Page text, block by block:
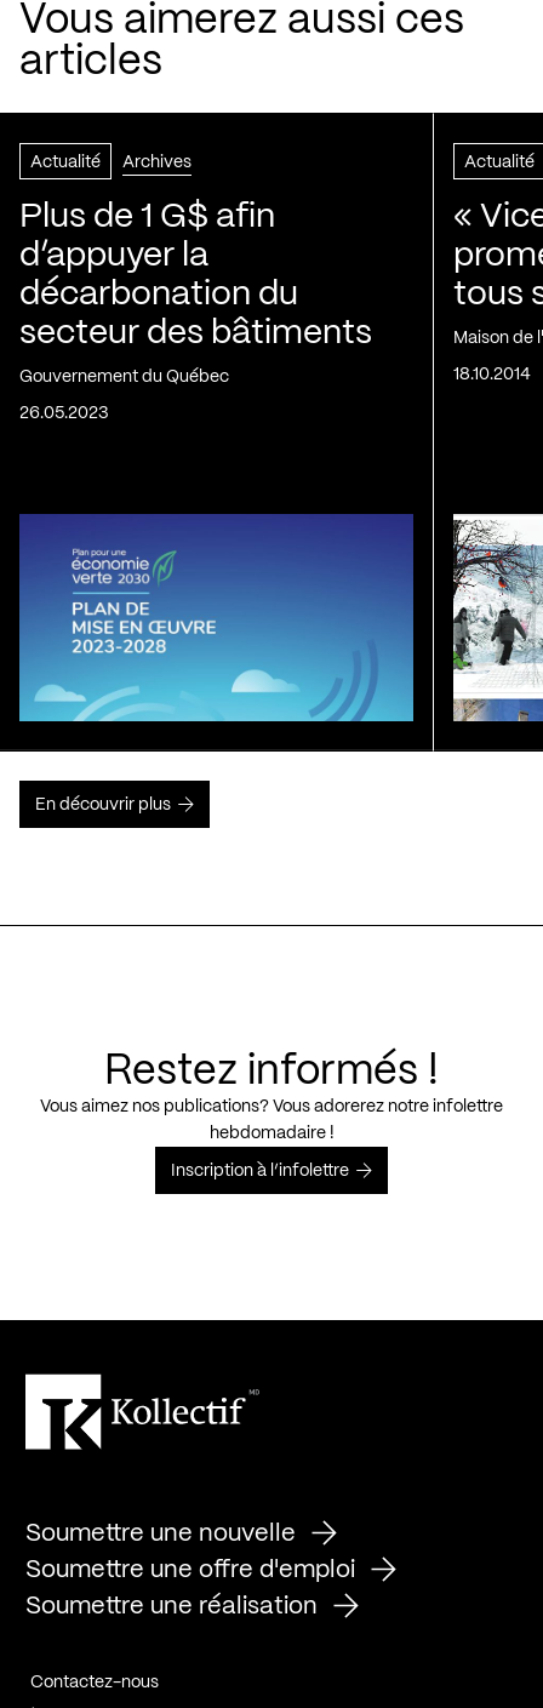
Vous aimerez aussi ces
articles
Actualité Archives
Plus de 1 G$ afin
d’appuyer la
décarbonation du
secteur des bâtiments
Gouvernement du Québec
26.05.2023
Actualité
«
tous
Maison de
18.10.2014
En découvrir plus
Restez informés !
Vous aimez nos publications? Vous adorerez notre infolettre
hebdomadaire !
Inscription à l’infolettre
Soumettre une nouvelle
Soumettre une offre d'emploi
Soumettre une réalisation
Contactez-nous